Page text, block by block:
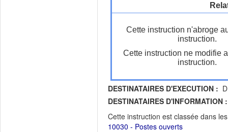
Cette instruction n'abroge
instruction.
Cette instruction ne modifie
instruction.
DESTINATAIRES D'EXECUTION :
DESTINATAIRES D'INFORMATION :
Cette instruction est classée dans
10030 - Postes ouverts